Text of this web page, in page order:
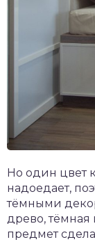
Но один цвет
надоедает,
тёмными
древо, тёмная
предмет